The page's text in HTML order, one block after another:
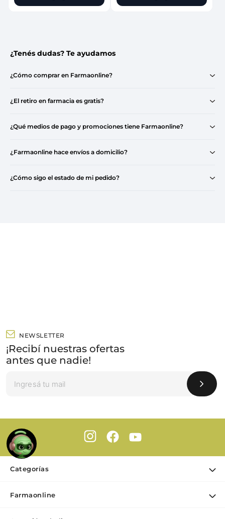
¿Tenés dudas? Te ayudamos
¿Cómo comprar en Farmaonline?
¿El retiro en farmacia es gratis?
¿Qué medios de pago y promociones tiene Farmaonline?
¿Farmaonline hace envíos a domicilio?
¿Cómo sigo el estado de mi pedido?
NEWSLETTER
¡Recibí nuestras ofertas
antes que nadie!
Categorías
Farmaonline